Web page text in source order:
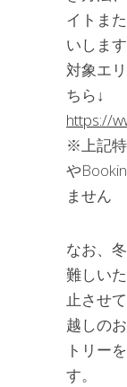
イトま
いしま
対象エ
ちら↓
https://
※上記
や
ません
なお、
難しい
止させ
越しの
トリー
す。